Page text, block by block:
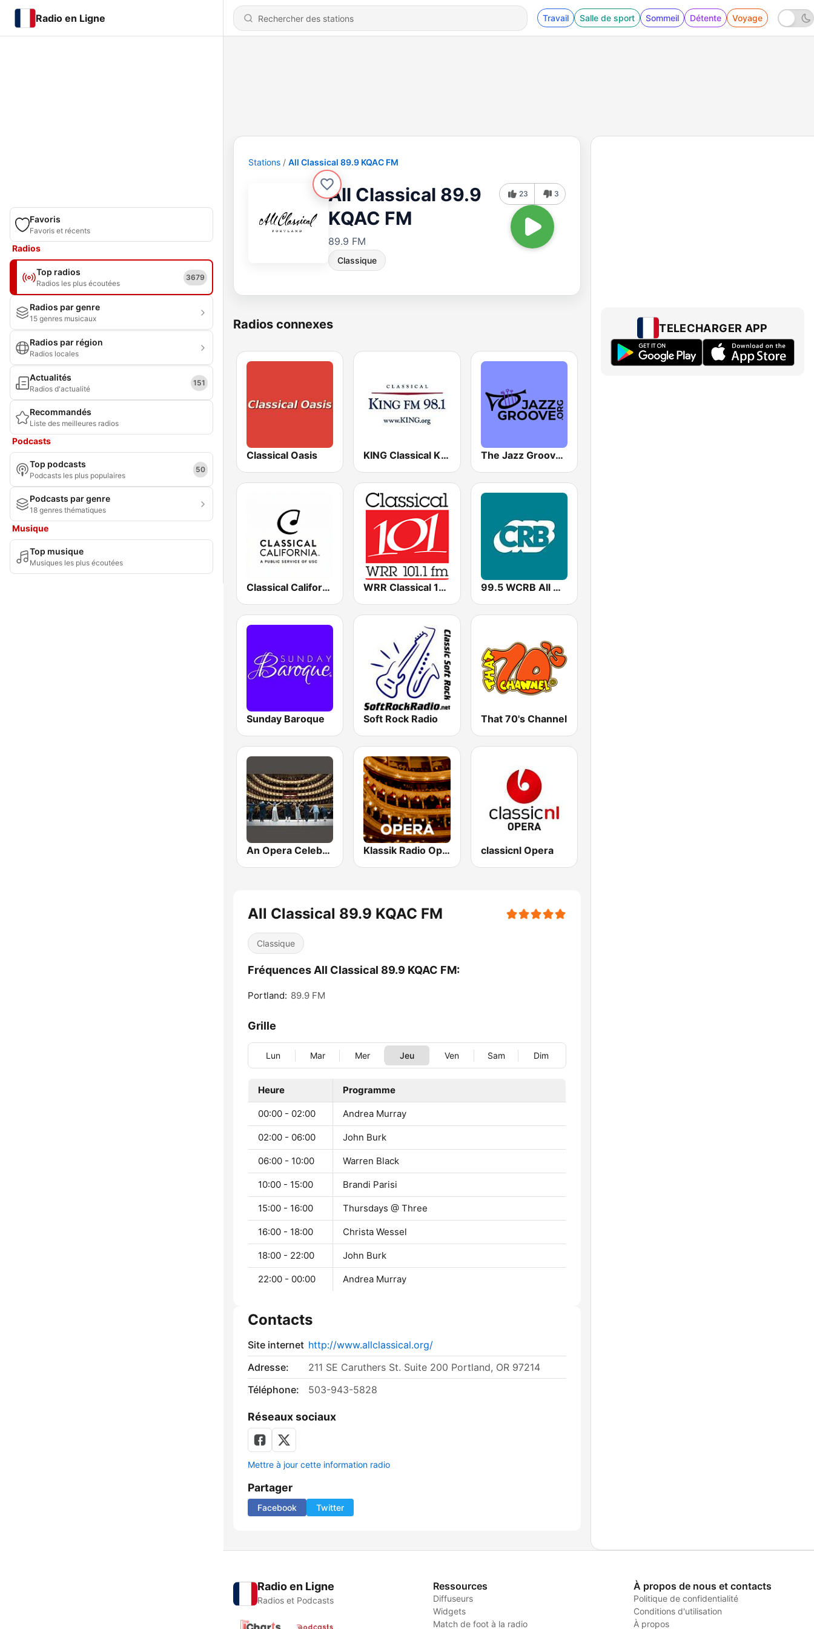
Radio en Ligne Travail Salle de sport Sommeil Détente Voyage
Favoris
Favoris et récents
Radios
Top radios
Radios les plus écoutées
3679
Radios par genre
15 genres musicaux
Radios par région
Radios locales
Actualités
Radios d'actualité
151
Recommandés
Liste des meilleures radios
Podcasts
Top podcasts
Podcasts les plus populaires
50
Podcasts par genre
18 genres thématiques
Musique
Top musique
Musiques les plus écoutées
Stations All Classical 89.9 KQAC FM
All Classical 89.9
KQAC FM
89.9 FM
Classique
23 3
Radios connexes
Classical Oasis KING Classical King 98.1 FM The Jazz Groove (Mix #1)
Classical California WRR Classical 101.1 FM 99.5 WCRB All Classical
Sunday Baroque Soft Rock Radio That 70's Channel
An Opera Celebration Klassik Radio Opera classicnl Opera
All Classical 89.9 KQAC FM
Classique
Fréquences All Classical 89.9 KQAC FM:
Portland: 89.9 FM
Grille
Lun Mar Mer Jeu Ven Sam Dim
Heure Programme
00:00 - 02:00 Andrea Murray
02:00 - 06:00 John Burk
06:00 - 10:00 Warren Black
10:00 - 15:00 Brandi Parisi
15:00 - 16:00 Thursdays @ Three
16:00 - 18:00 Christa Wessel
18:00 - 22:00 John Burk
22:00 - 00:00 Andrea Murray
Contacts
Site internet http://www.allclassical.org/
Adresse:
211 SE Caruthers St. Suite 200 Portland, OR 97214
Téléphone:
503-943-5828
Réseaux sociaux
Mettre à jour cette information radio
Partager
Facebook Twitter
TELECHARGER APP
Radio en Ligne
Radios et Podcasts
Ressources
Diffuseurs
Widgets
Match de foot à la radio
À propos de nous et contacts
Politique de confidentialité
Conditions d'utilisation
À propos